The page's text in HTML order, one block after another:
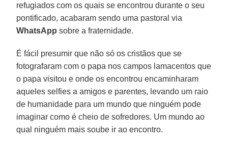
refugiados com os quais se encontrou durante o seu
pontificado, acabaram sendo uma pastoral via
WhatsApp sobre a fraternidade.
É fácil presumir que não só os cristãos que se
fotografaram com o papa nos campos lamacentos que
o papa visitou e onde os encontrou encaminharam
aqueles selfies a amigos e parentes, levando um raio
de humanidade para um mundo que ninguém pode
imaginar como é cheio de sofredores. Um mundo ao
qual ninguém mais soube ir ao encontro.